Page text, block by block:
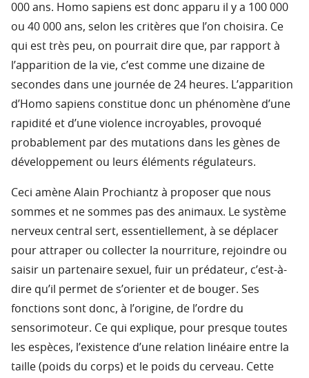
000 ans. Homo sapiens est donc apparu il y a 100 000
ou 40 000 ans, selon les critères que l’on choisira. Ce
qui est très peu, on pourrait dire que, par rapport à
l’apparition de la vie, c’est comme une dizaine de
secondes dans une journée de 24 heures. L’apparition
d’Homo sapiens constitue donc un phénomène d’une
rapidité et d’une violence incroyables, provoqué
probablement par des mutations dans les gènes de
développement ou leurs éléments régulateurs.
Ceci amène Alain Prochiantz à proposer que nous
sommes et ne sommes pas des animaux. Le système
nerveux central sert, essentiellement, à se déplacer
pour attraper ou collecter la nourriture, rejoindre ou
saisir un partenaire sexuel, fuir un prédateur, c’est-à-
dire qu’il permet de s’orienter et de bouger. Ses
fonctions sont donc, à l’origine, de l’ordre du
sensorimoteur. Ce qui explique, pour presque toutes
les espèces, l’existence d’une relation linéaire entre la
taille (poids du corps) et le poids du cerveau. Cette